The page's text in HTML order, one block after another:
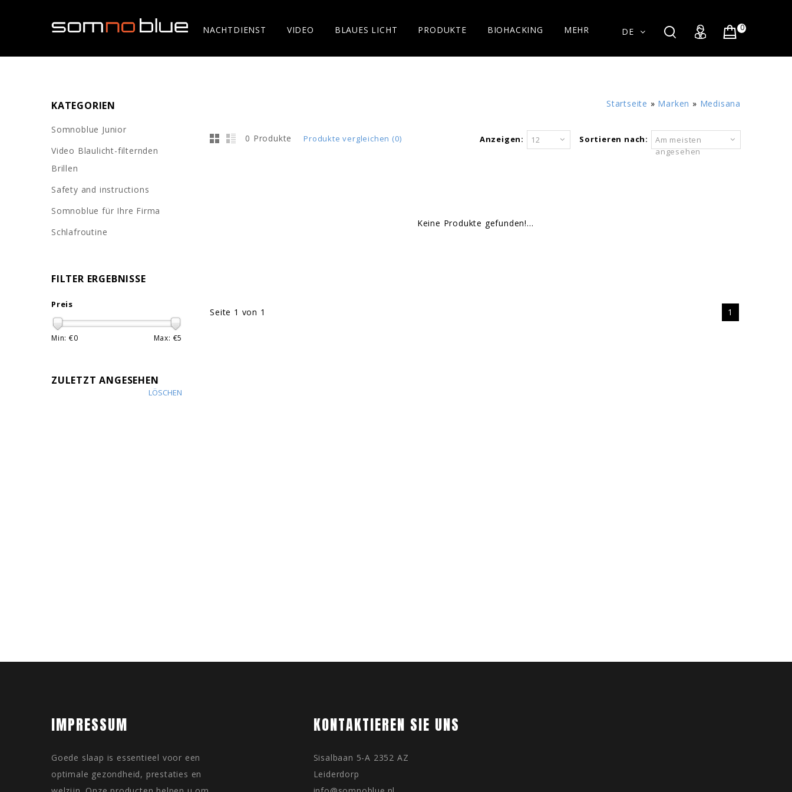
NACHTDIENST VIDEO BLAUES LICHT PRODUKTE BIOHACKING MEHR 0
DE
Startseite » Marken » Medisana
0 Produkte Produkte vergleichen (0) Sortieren nach:
Am meisten
angesehen
Anzeigen: 12
Keine Produkte gefunden!...
Seite 1 von 1 1
KATEGORIEN
Somnoblue Junior
Video Blaulicht-filternden
Brillen
Safety and instructions
Somnoblue für Ihre Firma
Schlafroutine
FILTER ERGEBNISSE
Preis
Min: €0 Max: €5
ZULETZT ANGESEHEN
LÖSCHEN
IMPRESSUM
Goede slaap is essentieel voor een
optimale gezondheid, prestaties en
KONTAKTIEREN SIE UNS
Sisalbaan 5-A 2352 AZ
Leiderdorp